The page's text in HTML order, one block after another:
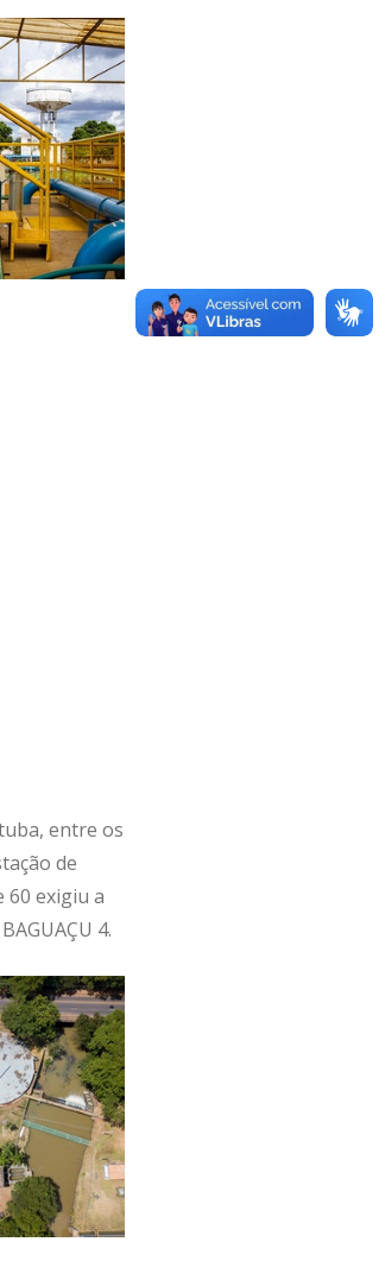
entre os
de
60 exigiu a
4.